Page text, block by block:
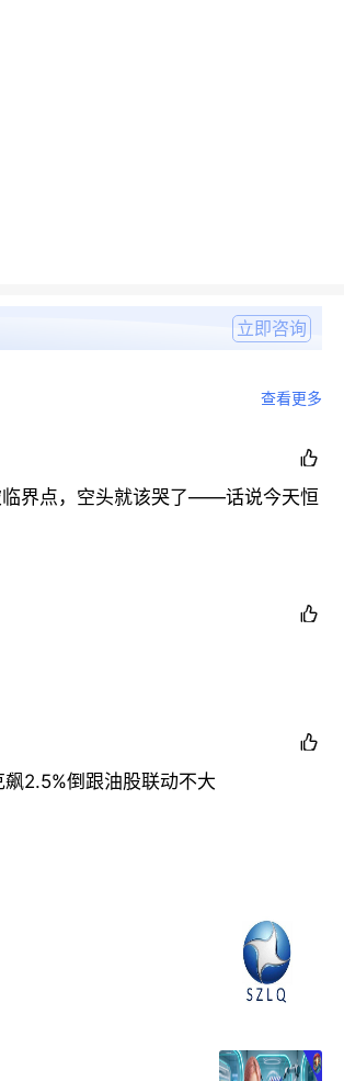
立即咨询
查看更多

临界点，空头就该哭了——话说今天恒


2.5%倒跟油股联动不大